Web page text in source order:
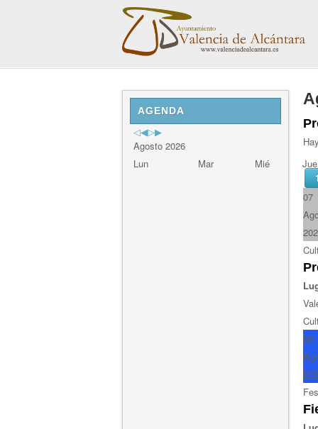
AGENDA
Previous
Year
Previous
Month
Next
Year
Next
Month
Agosto 2026
Lun
Mar Mié Jue
1
07
08